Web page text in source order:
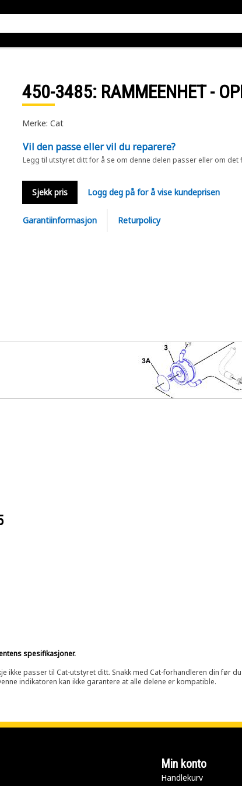
450-3485: RAMMEENHET -
Merke: Cat
Vil den passe eller vil du reparere?
Legg til utstyret ditt for å se om denne delen passer eller om
Sjekk pris Logg deg på for å vise kundeprisen
Garantiinformasjon Returpolicy
spesifikasjoner.
ikke passer til Cat-utstyret ditt. Snakk med Cat-forhandleren din før
indikatoren kan ikke garantere at alle delene er kompatible.
Min konto
Handlekurv